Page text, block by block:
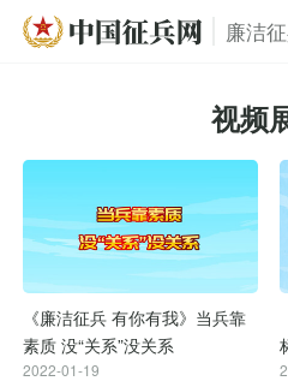
廉洁
视频
《廉洁征兵 有你有我》当兵靠
素质 没“关系”没关系
2022-01-19